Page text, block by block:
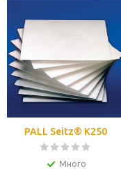
PALL Seitz® K250
Много